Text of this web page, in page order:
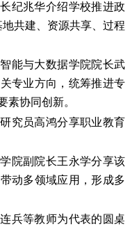
纪兆华介绍学校推进政
共建、资源共享、过程
能与大数据学院院长武
专业方向，统筹推进专
素协同创新。
究员高鸿分享职业教育
院副院长王永学分享该
动多领域应用，形成多
兵等教师为代表的圆桌